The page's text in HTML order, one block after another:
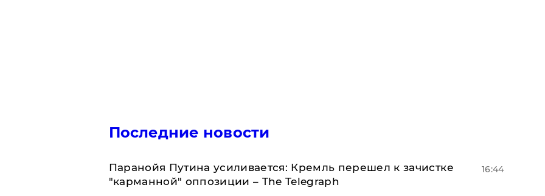
Последние новости
Паранойя Путина усиливается: Кремль перешел к зачистке
"карманной" оппозиции – The Telegraph
16:44